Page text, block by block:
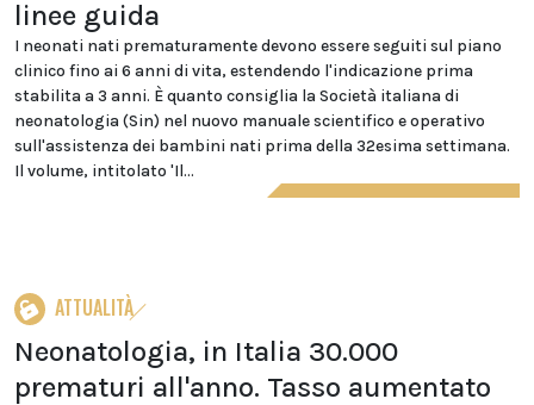
linee guida
I neonati nati prematuramente devono essere seguiti sul piano
clinico fino ai 6 anni di vita, estendendo l'indicazione prima
stabilita a 3 anni. È quanto consiglia la Società italiana di
neonatologia (Sin) nel nuovo manuale scientifico e operativo
sull'assistenza dei bambini nati prima della 32esima settimana.
Il volume, intitolato 'Il...
ATTUALITÀ
Neonatologia, in Italia 30.000
prematuri all'anno. Tasso aumentato